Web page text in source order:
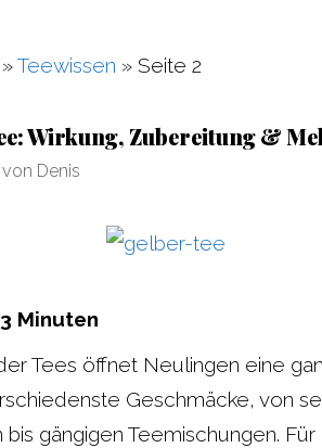
»Teewissen » Seite 2
Wirkung, Zubereitung &
von Denis
3 Minuten
Tees öffnet Neulingen eine
Geschmäcke, von
gängigen Teemischungen. Für